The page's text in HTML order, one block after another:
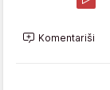
Komentariši